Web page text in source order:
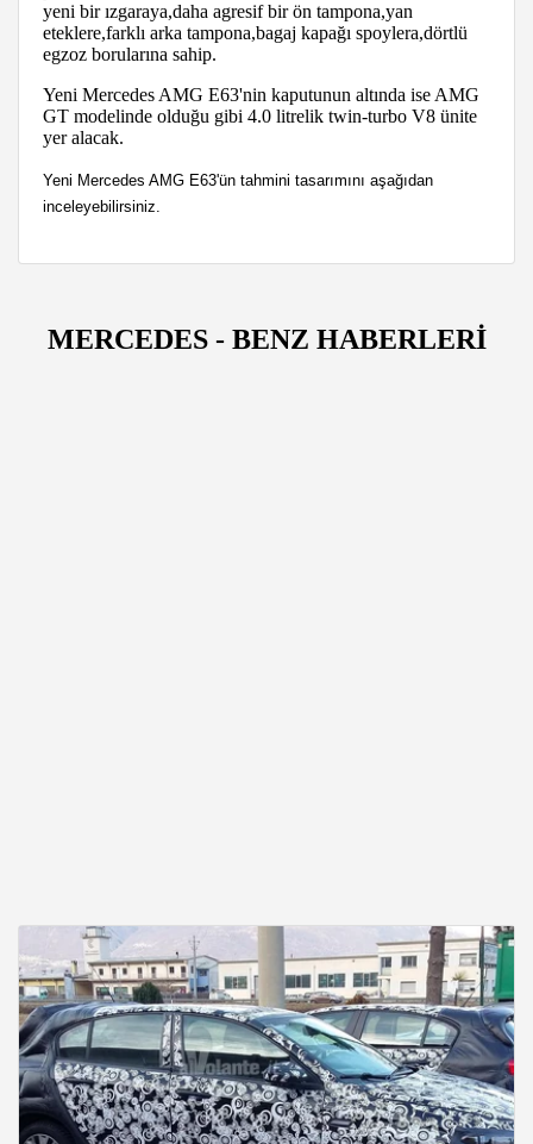
yeni bir ızgaraya,daha agresif bir ön tampona,yan
eteklere,farklı arka tampona,bagaj kapağı spoylera,dörtlü
egzoz borularına sahip.
Yeni Mercedes AMG E63'nin kaputunun altında ise AMG
GT modelinde olduğu gibi 4.0 litrelik twin-turbo V8 ünite
yer alacak.
Yeni Mercedes AMG E63'ün tahmini tasarımını aşağıdan
inceleyebilirsiniz.
MERCEDES - BENZ HABERLERİ